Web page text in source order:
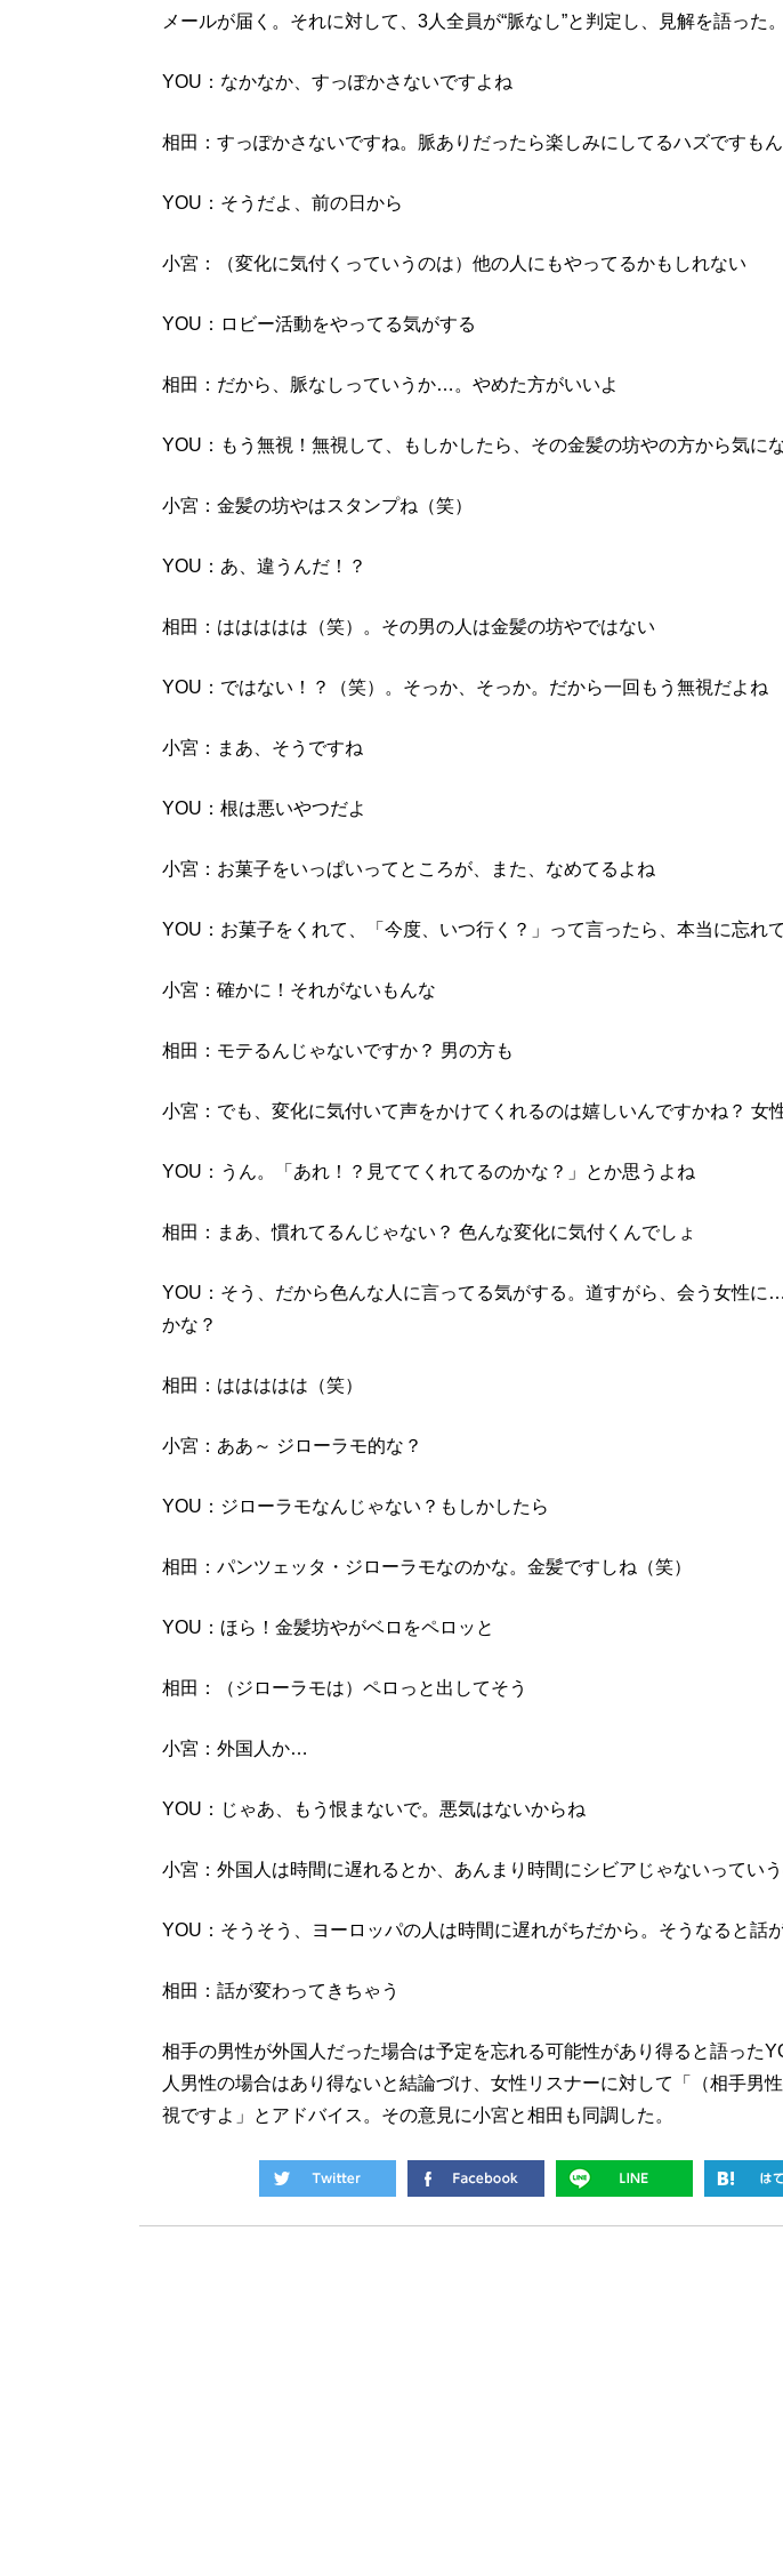
メールが届く。それに対して、3人全員が“脈なし”と判定し、見解を語った。
YOU：なかなか、すっぽかさないですよね
相田：すっぽかさないですね。脈ありだったら楽しみにしてるハズですも
YOU：そうだよ、前の日から
小宮：（変化に気付くっていうのは）他の人にもやってるかもしれない
YOU：ロビー活動をやってる気がする
相田：だから、脈なしっていうか…。やめた方がいいよ
YOU：もう無視！無視して、もしかしたら、その金髪の坊やの方から気に
小宮：金髪の坊やはスタンプね（笑）
YOU：あ、違うんだ！？
相田：ははははは（笑）。その男の人は金髪の坊やではない
YOU：ではない！？（笑）。そっか、そっか。だから一回もう無視だよね
小宮：まあ、そうですね
YOU：根は悪いやつだよ
小宮：お菓子をいっぱいってところが、また、なめてるよね
YOU：お菓子をくれて、「今度、いつ行く？」って言ったら、本当に忘れ
小宮：確かに！それがないもんな
相田：モテるんじゃないですか？ 男の方も
小宮：でも、変化に気付いて声をかけてくれるのは嬉しいんですかね？ 女
YOU：うん。「あれ！？見ててくれてるのかな？」とか思うよね
相田：まあ、慣れてるんじゃない？ 色んな変化に気付くんでしょ
YOU：そう、だから色んな人に言ってる気がする。道すがら、会う女性に
かな？
相田：ははははは（笑）
小宮：ああ～ ジローラモ的な？
YOU：ジローラモなんじゃない？もしかしたら
相田：パンツェッタ・ジローラモなのかな。金髪ですしね（笑）
YOU：ほら！金髪坊やがベロをペロッと
相田：（ジローラモは）ペロっと出してそう
小宮：外国人か…
YOU：じゃあ、もう恨まないで。悪気はないからね
小宮：外国人は時間に遅れるとか、あんまり時間にシビアじゃないってい
YOU：そうそう、ヨーロッパの人は時間に遅れがちだから。そうなると話
相田：話が変わってきちゃう
相手の男性が外国人だった場合は予定を忘れる可能性があり得ると語った
人男性の場合はあり得ないと結論づけ、女性リスナーに対して「（相手男
視ですよ」とアドバイス。その意見に小宮と相田も同調した。